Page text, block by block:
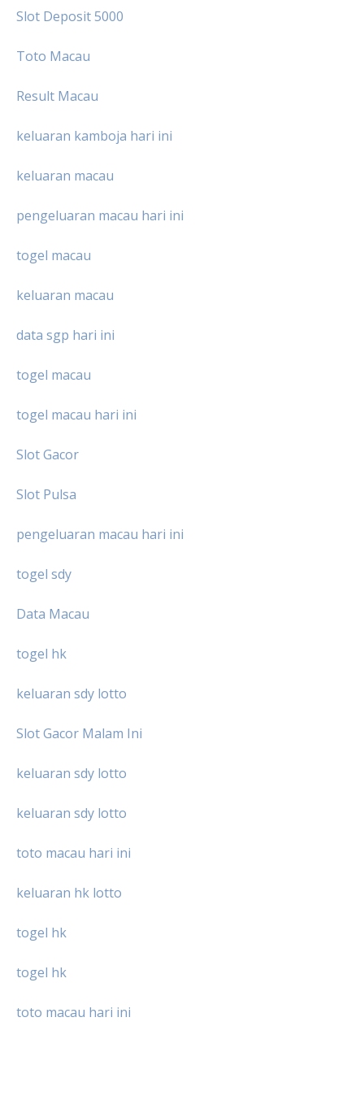
Slot Deposit 5000
Toto Macau
Result Macau
keluaran kamboja hari ini
keluaran macau
pengeluaran macau hari ini
togel macau
keluaran macau
data sgp hari ini
togel macau
togel macau hari ini
Slot Gacor
Slot Pulsa
pengeluaran macau hari ini
togel sdy
Data Macau
togel hk
keluaran sdy lotto
Slot Gacor Malam Ini
keluaran sdy lotto
keluaran sdy lotto
toto macau hari ini
keluaran hk lotto
togel hk
togel hk
toto macau hari ini